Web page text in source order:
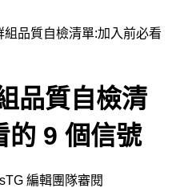
組品質自檢清單:加入前必看
品質自檢清
的 9 個信號
編輯團隊審閱